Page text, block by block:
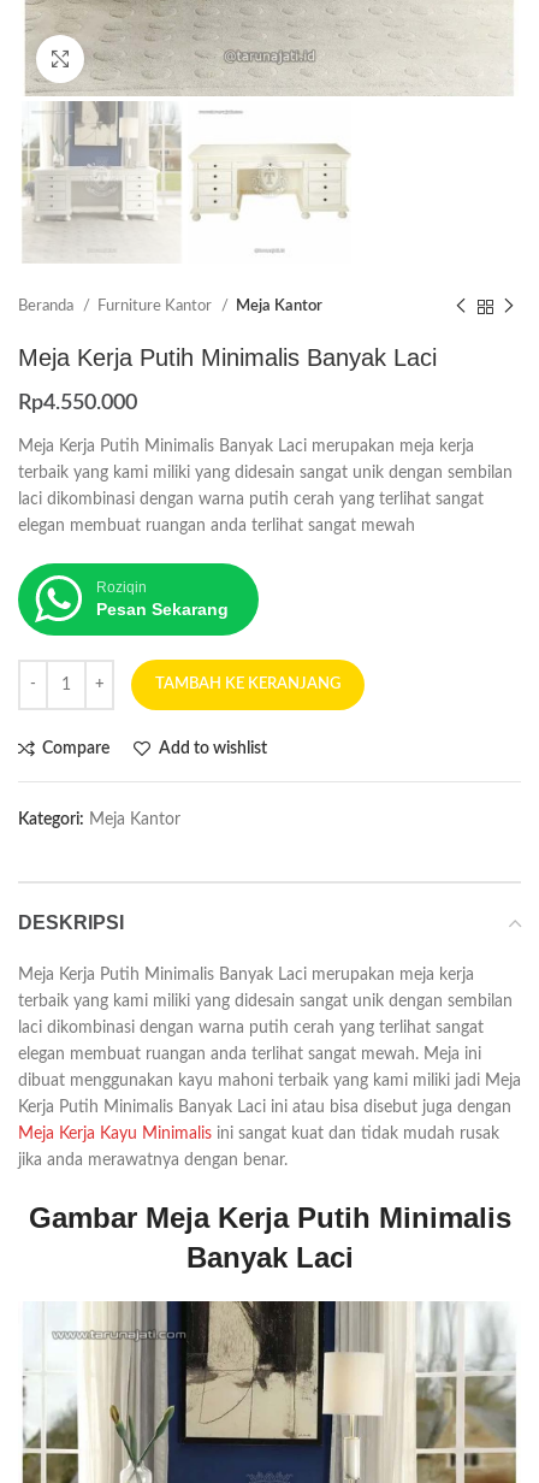
Click to enlarge
Beranda Furniture Kantor Meja Kantor
Meja Kerja Putih Minimalis Banyak Laci
Rp4.550.000
Meja Kerja Putih Minimalis Banyak Laci merupakan meja kerja
terbaik yang kami miliki yang didesain sangat unik dengan sembilan
laci dikombinasi dengan warna putih cerah yang terlihat sangat
elegan membuat ruangan anda terlihat sangat mewah
Roziqin
Pesan Sekarang
TAMBAH KE KERANJANG
Compare Add to wishlist
Kategori: Meja Kantor
DESKRIPSI
Meja Kerja Putih Minimalis Banyak Laci merupakan meja kerja
terbaik yang kami miliki yang didesain sangat unik dengan sembilan
laci dikombinasi dengan warna putih cerah yang terlihat sangat
elegan membuat ruangan anda terlihat sangat mewah. Meja ini
dibuat menggunakan kayu mahoni terbaik yang kami miliki jadi Meja
Kerja Putih Minimalis Banyak Laci ini atau bisa disebut juga dengan
Meja Kerja Kayu Minimalis ini sangat kuat dan tidak mudah rusak
jika anda merawatnya dengan benar.
Gambar Meja Kerja Putih Minimalis
Banyak Laci